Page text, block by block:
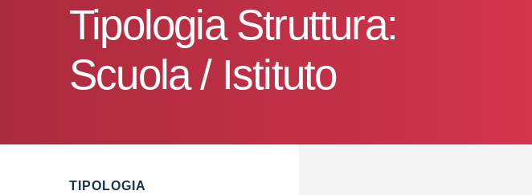
Tipologia Struttura:
Scuola / Istituto
TIPOLOGIA